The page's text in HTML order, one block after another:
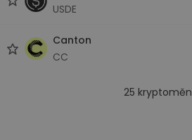
USDE
Canton
CC
25 kryptoměn